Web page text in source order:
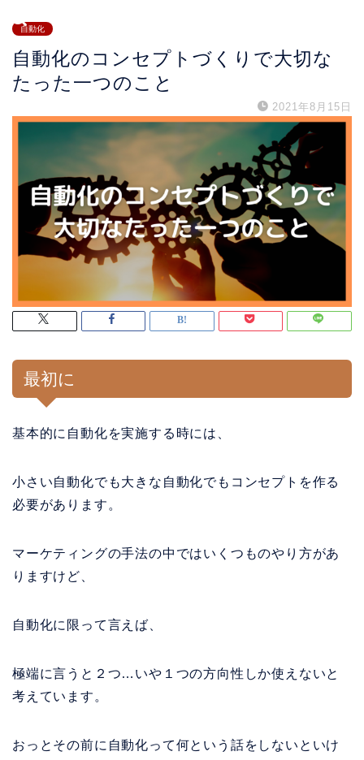
自動化
自動化のコンセプトづくりで大切な
たった一つのこと
2021年8月15日
最初に
基本的に自動化を実施する時には、
小さい自動化でも大きな自動化でもコンセプトを作る
必要があります。
マーケティングの手法の中ではいくつものやり方があ
りますけど、
自動化に限って言えば、
極端に言うと２つ…いや１つの方向性しか使えないと
考えています。
おっとその前に自動化って何という話をしないといけ